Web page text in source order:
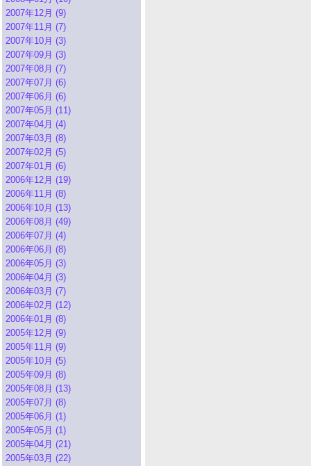
2007年12月 (9)
2007年11月 (7)
2007年10月 (3)
2007年09月 (3)
2007年08月 (7)
2007年07月 (6)
2007年06月 (6)
2007年05月 (11)
2007年04月 (4)
2007年03月 (8)
2007年02月 (5)
2007年01月 (6)
2006年12月 (19)
2006年11月 (8)
2006年10月 (13)
2006年08月 (49)
2006年07月 (4)
2006年06月 (8)
2006年05月 (3)
2006年04月 (3)
2006年03月 (7)
2006年02月 (12)
2006年01月 (8)
2005年12月 (9)
2005年11月 (9)
2005年10月 (5)
2005年09月 (8)
2005年08月 (13)
2005年07月 (8)
2005年06月 (1)
2005年05月 (1)
2005年04月 (21)
2005年03月 (22)